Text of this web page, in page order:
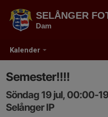
Kalender
SELÅNGER
Dam
Semester!!!!
Söndag 19 jul, 00:00-
Selånger IP